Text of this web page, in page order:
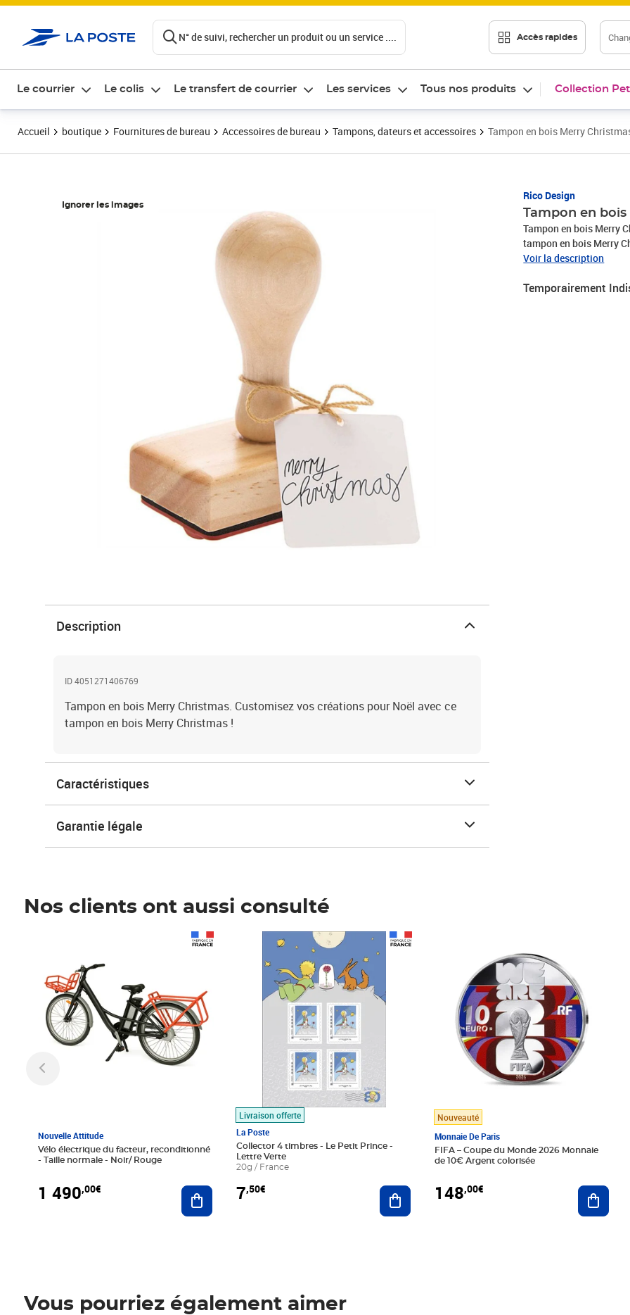
N° de suivi, rechercher un produit ou un service .... Accès rapides
Le courrier Le colis Le transfert de courrier Les services Tous nos produits Collection
Accueil boutique Fournitures de bureau Accessoires de bureau Tampons, dateurs et accessoires Tampon en bois Merry
Ignorer les images
Rico Design
Tampon en
Tampon en bois Merry
tampon en bois Merry
Voir la description
Temporairement
Description
ID 4051271406769
Tampon en bois Merry Christmas. Customisez vos créations pour Noël avec ce
tampon en bois Merry Christmas !
Caractéristiques
Garantie légale
Nos clients ont aussi consulté
Nouvelle Attitude
Vélo électrique du facteur, reconditionné
- Taille normale - Noir/ Rouge
1 490,00€ Ajouter au panier
Livraison offerte
La Poste
Collector 4 timbres - Le Petit Prince -
Lettre Verte
20g / France
7,50€
Prix 7,50€
Ajouter au panier
Nouveauté
Monnaie De Paris
FIFA – Coupe du Monde 2026 Monnaie
de 10€ Argent colorisée
148,00€
Vous pourriez également aimer